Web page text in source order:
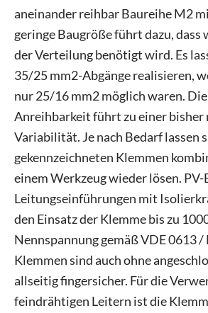
M2
blau
quantity
aneinander reihbar Baureihe M2
geringe Baugröße führt dazu, dass
der Verteilung benötigt wird. Es
35/25 mm2-Abgänge realisieren,
nur 25/16 mm2 möglich waren.
Anreihbarkeit führt zu einer bisher
Variabilität. Je nach Bedarf lassen
gekennzeichneten Klemmen
einem Werkzeug wieder lösen. PV-
Leitungseinführungen mit
den Einsatz der Klemme bis zu
Nennspannung gemäß VDE 0613 /
Klemmen sind auch ohne
allseitig fingersicher. Für die
feindrähtigen Leitern ist die